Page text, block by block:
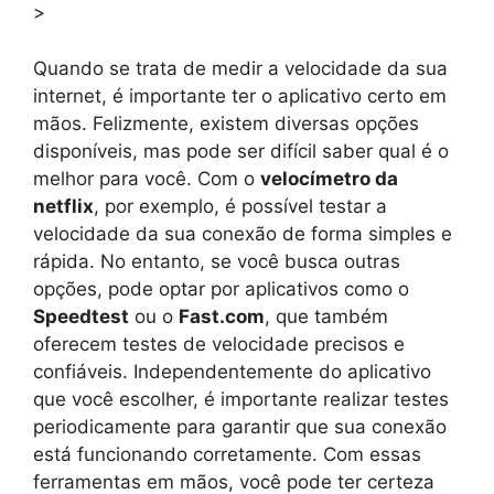
>
Quando se trata de medir a velocidade da sua
internet, é importante ter o aplicativo certo em
mãos. Felizmente, existem diversas opções
disponíveis, mas pode ser difícil saber qual é o
melhor para você. Com o velocímetro da
netflix, por exemplo, é possível testar a
velocidade da sua conexão de forma simples e
rápida. No entanto, se você busca outras
opções, pode optar por aplicativos como o
Speedtest ou o Fast.com, que também
oferecem testes de velocidade precisos e
confiáveis. Independentemente do aplicativo
que você escolher, é importante realizar testes
periodicamente para garantir que sua conexão
está funcionando corretamente. Com essas
ferramentas em mãos, você pode ter certeza